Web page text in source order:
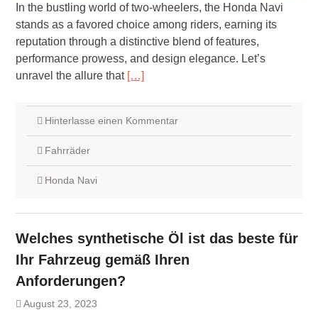
In the bustling world of two-wheelers, the Honda Navi
stands as a favored choice among riders, earning its
reputation through a distinctive blend of features,
performance prowess, and design elegance. Let’s
unravel the allure that […]
Hinterlasse einen Kommentar
Fahrräder
Honda Navi
Welches synthetische Öl ist das beste für
Ihr Fahrzeug gemäß Ihren
Anforderungen?
August 23, 2023